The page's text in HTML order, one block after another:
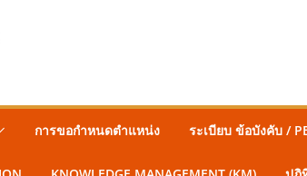
การขอกำหนดตำแหน่ง ระเบียบ ข้อบังคับ /